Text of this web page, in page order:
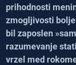
prihodnosti
zmogljivosti
bil zaposlen
razumevanje
vrzel med